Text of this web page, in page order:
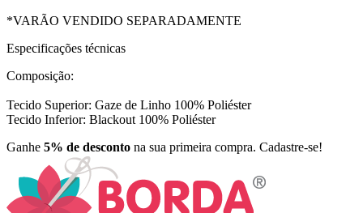
*VARÃO VENDIDO SEPARADAMENTE
Especificações técnicas
Composição:
Tecido Superior: Gaze de Linho 100% Poliéster
Tecido Inferior: Blackout 100% Poliéster
Ganhe 5% de desconto na sua primeira compra. Cadastre-se!